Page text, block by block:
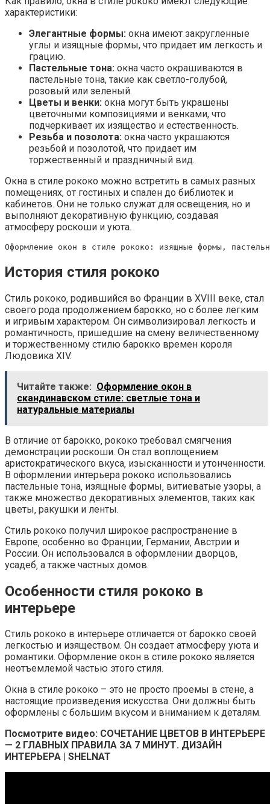
характеристики:
Элегантные формы: окна имеют закругленные
углы и изящные формы, что придает им легкость и
грацию.
Пастельные тона: окна часто окрашиваются в
пастельные тона, такие как светло-голубой,
розовый или зеленый.
Цветы и венки: окна могут быть украшены
цветочными композициями и венками, что
подчеркивает их изящество и естественность.
Резьба и позолота: окна часто украшаются
резьбой и позолотой, что придает им
торжественный и праздничный вид.
Окна в стиле рококо можно встретить в самых разных
помещениях, от гостиных и спален до библиотек и
кабинетов. Они не только служат для освещения, но и
выполняют декоративную функцию, создавая
атмосферу роскоши и уюта.
История стиля рококо
Стиль рококо‚ родившийся во Франции в XVIII веке‚ стал
своего рода продолжением барокко‚ но с более легким
и игривым характером. Он символизировал легкость и
романтичность‚ пришедшие на смену величественному
и торжественному стилю барокко времен короля
Людовика XIV.
Читайте также: Оформление окон в
скандинавском стиле: светлые тона и
натуральные материалы
В отличие от барокко‚ рококо требовал смягчения
демонстрации роскоши. Он стал воплощением
аристократического вкуса‚ изысканности и утонченности.
В оформлении интерьера рококо использовались
пастельные тона‚ изящные формы‚ витиеватые узоры‚ а
также множество декоративных элементов‚ таких как
цветы‚ ракушки и ленты.
Стиль рококо получил широкое распространение в
Европе‚ особенно во Франции‚ Германии‚ Австрии и
России. Он использовался в оформлении дворцов‚
усадеб‚ а также частных домов.
Особенности стиля рококо в
интерьере
Стиль рококо в интерьере отличается от барокко своей
легкостью и изяществом. Он создает атмосферу уюта и
романтики. Оформление окон в стиле рококо является
неотъемлемой частью этого стиля.
Окна в стиле рококо – это не просто проемы в стене‚ а
настоящие произведения искусства. Они должны быть
оформлены с большим вкусом и вниманием к деталям.
Посмотрите видео: СОЧЕТАНИЕ ЦВЕТОВ В ИНТЕРЬЕРЕ
— 2 ГЛАВНЫХ ПРАВИЛА ЗА 7 МИНУТ. ДИЗАЙН
ИНТЕРЬЕРА | SHELNAT